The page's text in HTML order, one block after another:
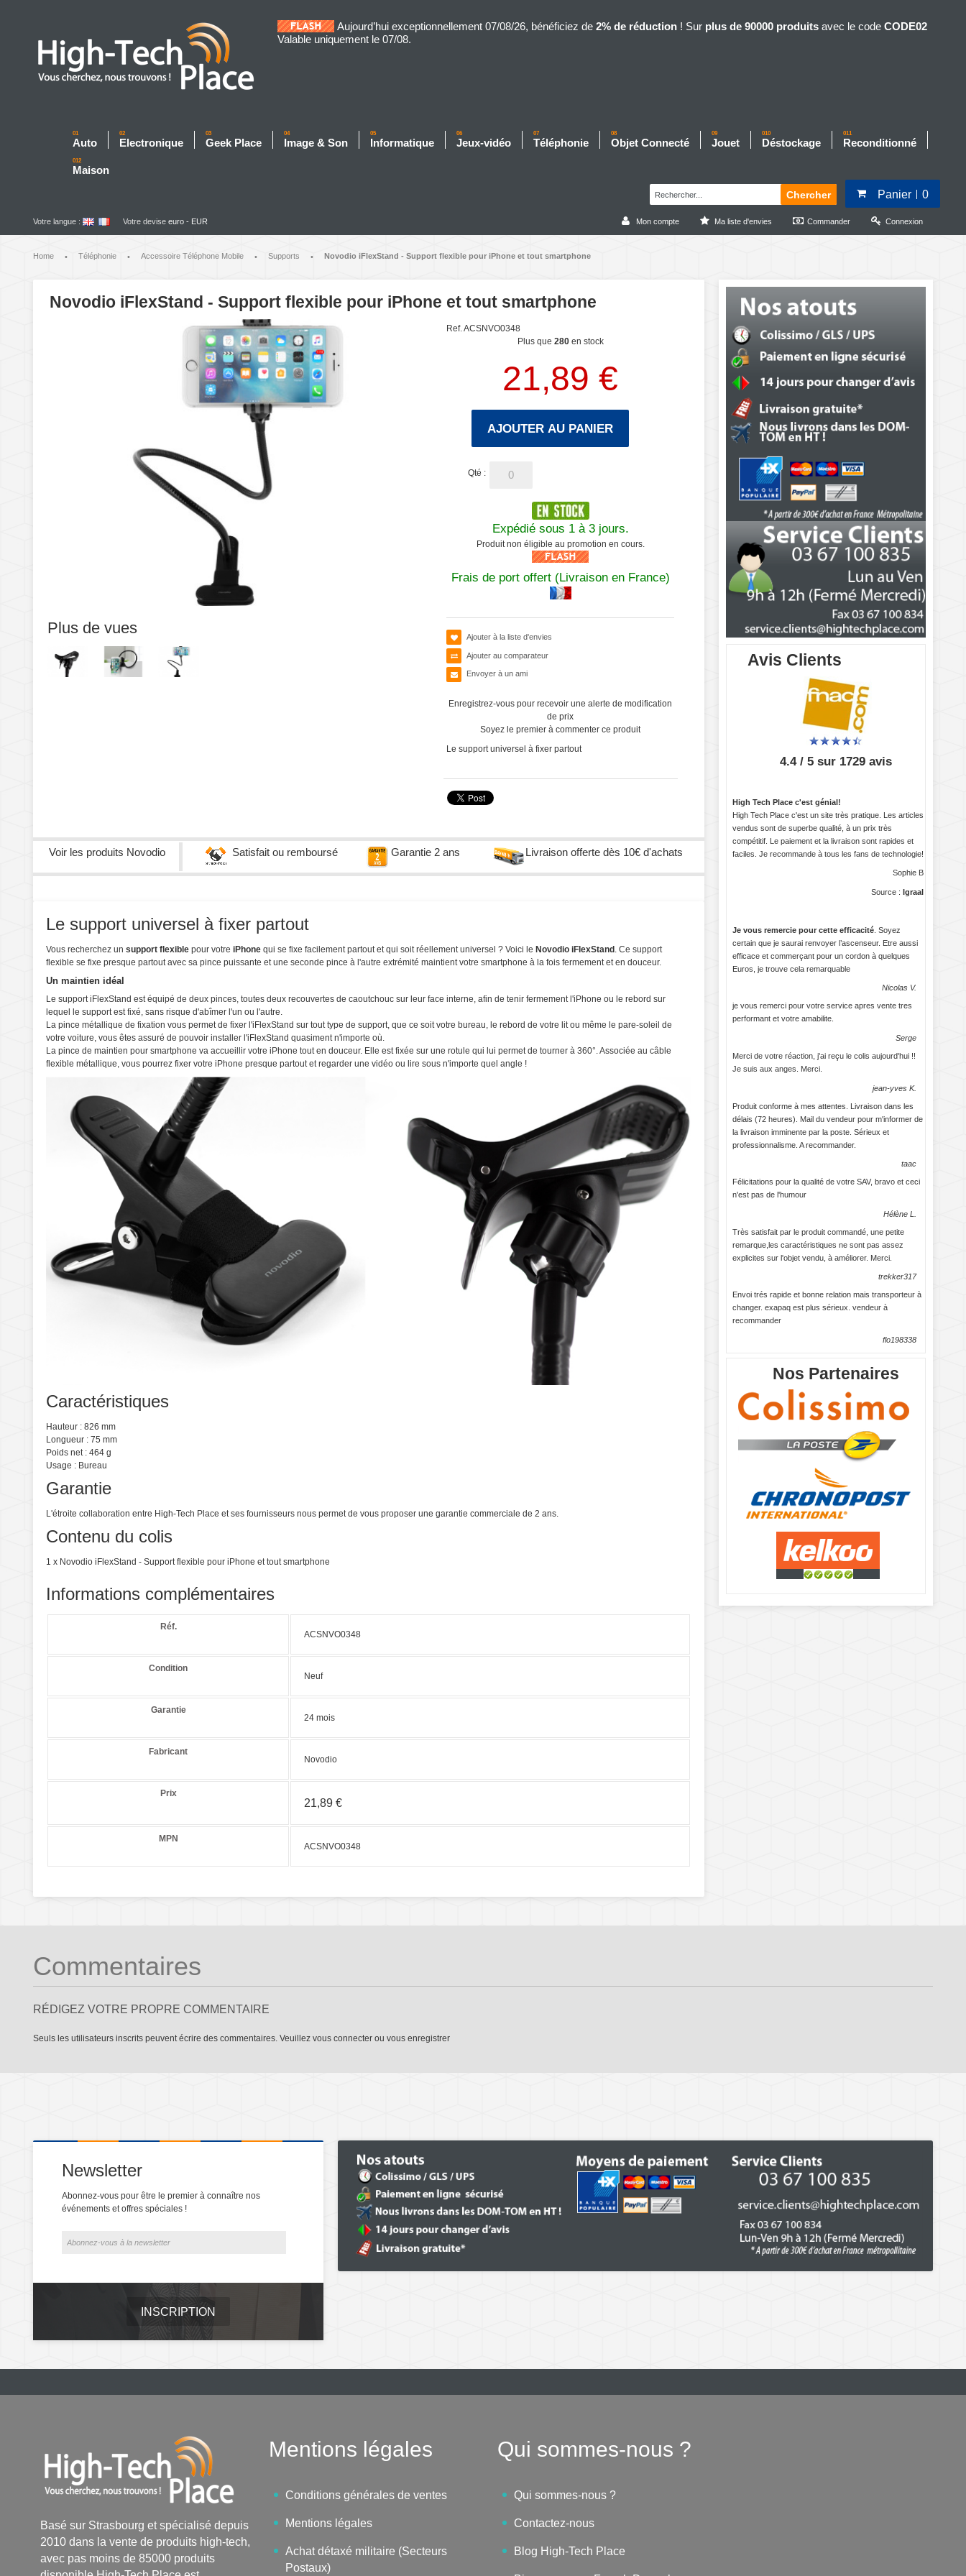
Aujourd’hui exceptionnellement 07/08/26, bénéficiez de 2% de réduction ! Sur plus de 90000 produits avec le code CODE02
Valable uniquement le 07/08.
01
Auto
02
Electronique
03
Geek Place
04
Image & Son
05
Informatique
06
Jeux-vidéo
07
Téléphonie
08
Objet Connecté
09
Jouet
010
Déstockage
011
Reconditionné
012
Maison
Panier
0
Chercher
Mon compte Ma liste d'envies Commander Connexion
Votre langue : Votre devise euro - EUR
Home • Téléphonie • Accessoire Téléphone Mobile • Supports • Novodio iFlexStand - Support flexible pour iPhone et tout smartphone
Novodio iFlexStand - Support flexible pour iPhone et tout smartphone
Plus de vues
Ref. ACSNVO0348
Plus que 280en stock
21,89 €
AJOUTER AU PANIER
Qté :
Expédié sous 1 à 3 jours.
Produit non éligible au promotion en cours.
Frais de port offert (Livraison en France)
Ajouter à la liste d'envies
Ajouter au comparateur
Envoyer à un ami
Enregistrez-vous pour recevoir une alerte de modification
de prix
Soyez le premier à commenter ce produit
Le support universel à fixer partout
Voir les produits Novodio Satisfait ou remboursé Garantie 2 ans Livraison offerte dès 10€ d'achats
Le support universel à fixer partout
Vous recherchez un support flexible pour votre iPhone qui se fixe facilement partout et qui soit réellement universel ? Voici le Novodio iFlexStand . Ce support
flexible se fixe presque partout avec sa pince puissante et une seconde pince à l'autre extrémité maintient votre smartphone à la fois fermement et en douceur.
Un maintien idéal
Le support iFlexStand est équipé de deux pinces, toutes deux recouvertes de caoutchouc sur leur face interne, afin de tenir fermement l'iPhone ou le rebord sur
lequel le support est fixé, sans risque d'abîmer l'un ou l'autre.
La pince métallique de fixation vous permet de fixer l'iFlexStand sur tout type de support, que ce soit votre bureau, le rebord de votre lit ou même le pare-soleil de
votre voiture, vous êtes assuré de pouvoir installer l'iFlexStand quasiment n'importe où.
La pince de maintien pour smartphone va accueillir votre iPhone tout en douceur. Elle est fixée sur une rotule qui lui permet de tourner à 360°. Associée au câble
flexible métallique, vous pourrez fixer votre iPhone presque partout et regarder une vidéo ou lire sous n'importe quel angle !
Caractéristiques
Hauteur : 826 mm
Longueur : 75 mm
Poids net : 464 g
Usage : Bureau
Garantie
L'étroite collaboration entre High-Tech Place et ses fournisseurs nous permet de vous proposer une garantie commerciale de 2 ans.
Contenu du colis
1 x Novodio iFlexStand - Support flexible pour iPhone et tout smartphone
Informations complémentaires
Réf.
ACSNVO0348
Condition
Neuf
Garantie
24 mois
Fabricant
Novodio
Prix
21,89 €
MPN
ACSNVO0348
Avis Clients
4.4 / 5 sur 1729 avis
High Tech Place c'est génial!
High Tech Place c'est un site très pratique. Les articles
vendus sont de superbe qualité, à un prix très
compétitif. Le paiement et la livraison sont rapides et
faciles. Je recommande à tous les fans de technologie!
Sophie B
Source : Igraal
Je vous remercie pour cette efficacité . Soyez
certain que je saurai renvoyer l’ascenseur. Etre aussi
efficace et commerçant pour un cordon à quelques
Euros, je trouve cela remarquable
Nicolas V.
je vous remerci pour votre service apres vente tres
performant et votre amabilite.
Serge
Merci de votre réaction, j'ai reçu le colis aujourd'hui !!
Je suis aux anges. Merci.
jean-yves K.
Produit conforme à mes attentes. Livraison dans les
délais (72 heures). Mail du vendeur pour m'informer de
la livraison imminente par la poste. Sérieux et
professionnalisme. A recommander.
taac
Félicitations pour la qualité de votre SAV, bravo et ceci
n'est pas de l'humour
Hélène L.
Très satisfait par le produit commandé, une petite
remarque,les caractéristiques ne sont pas assez
explicites sur l'objet vendu, à améliorer. Merci.
trekker317
Envoi trés rapide et bonne relation mais transporteur à
changer. exapaq est plus sérieux. vendeur à
recommander
flo198338
Nos Partenaires
Commentaires
RÉDIGEZ VOTRE PROPRE COMMENTAIRE
Seuls les utilisateurs inscrits peuvent écrire des commentaires. Veuillez vous connecter ou vous enregistrer
Newsletter
Abonnez-vous pour être le premier à connaître nos
événements et offres spéciales !
INSCRIPTION
Basé sur Strasbourg et spécialisé depuis
2010 dans la vente de produits high-tech,
avec pas moins de 85000 produits
Mentions légales
Conditions générales de ventes
Mentions légales
Achat détaxé militaire (Secteurs
Postaux)
Qui sommes-nous ?
Qui sommes-nous ?
Contactez-nous
Blog High-Tech Place